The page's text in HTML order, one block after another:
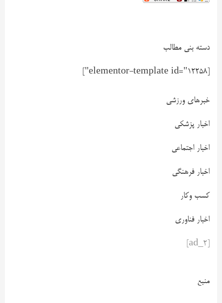
دسته بنی مطالب
خبرهای ورزشی
اخبار پزشکی
اخبار اجتماعی
اخبار فرهنگی
کسب وکار
اخبار فناوری
منبع